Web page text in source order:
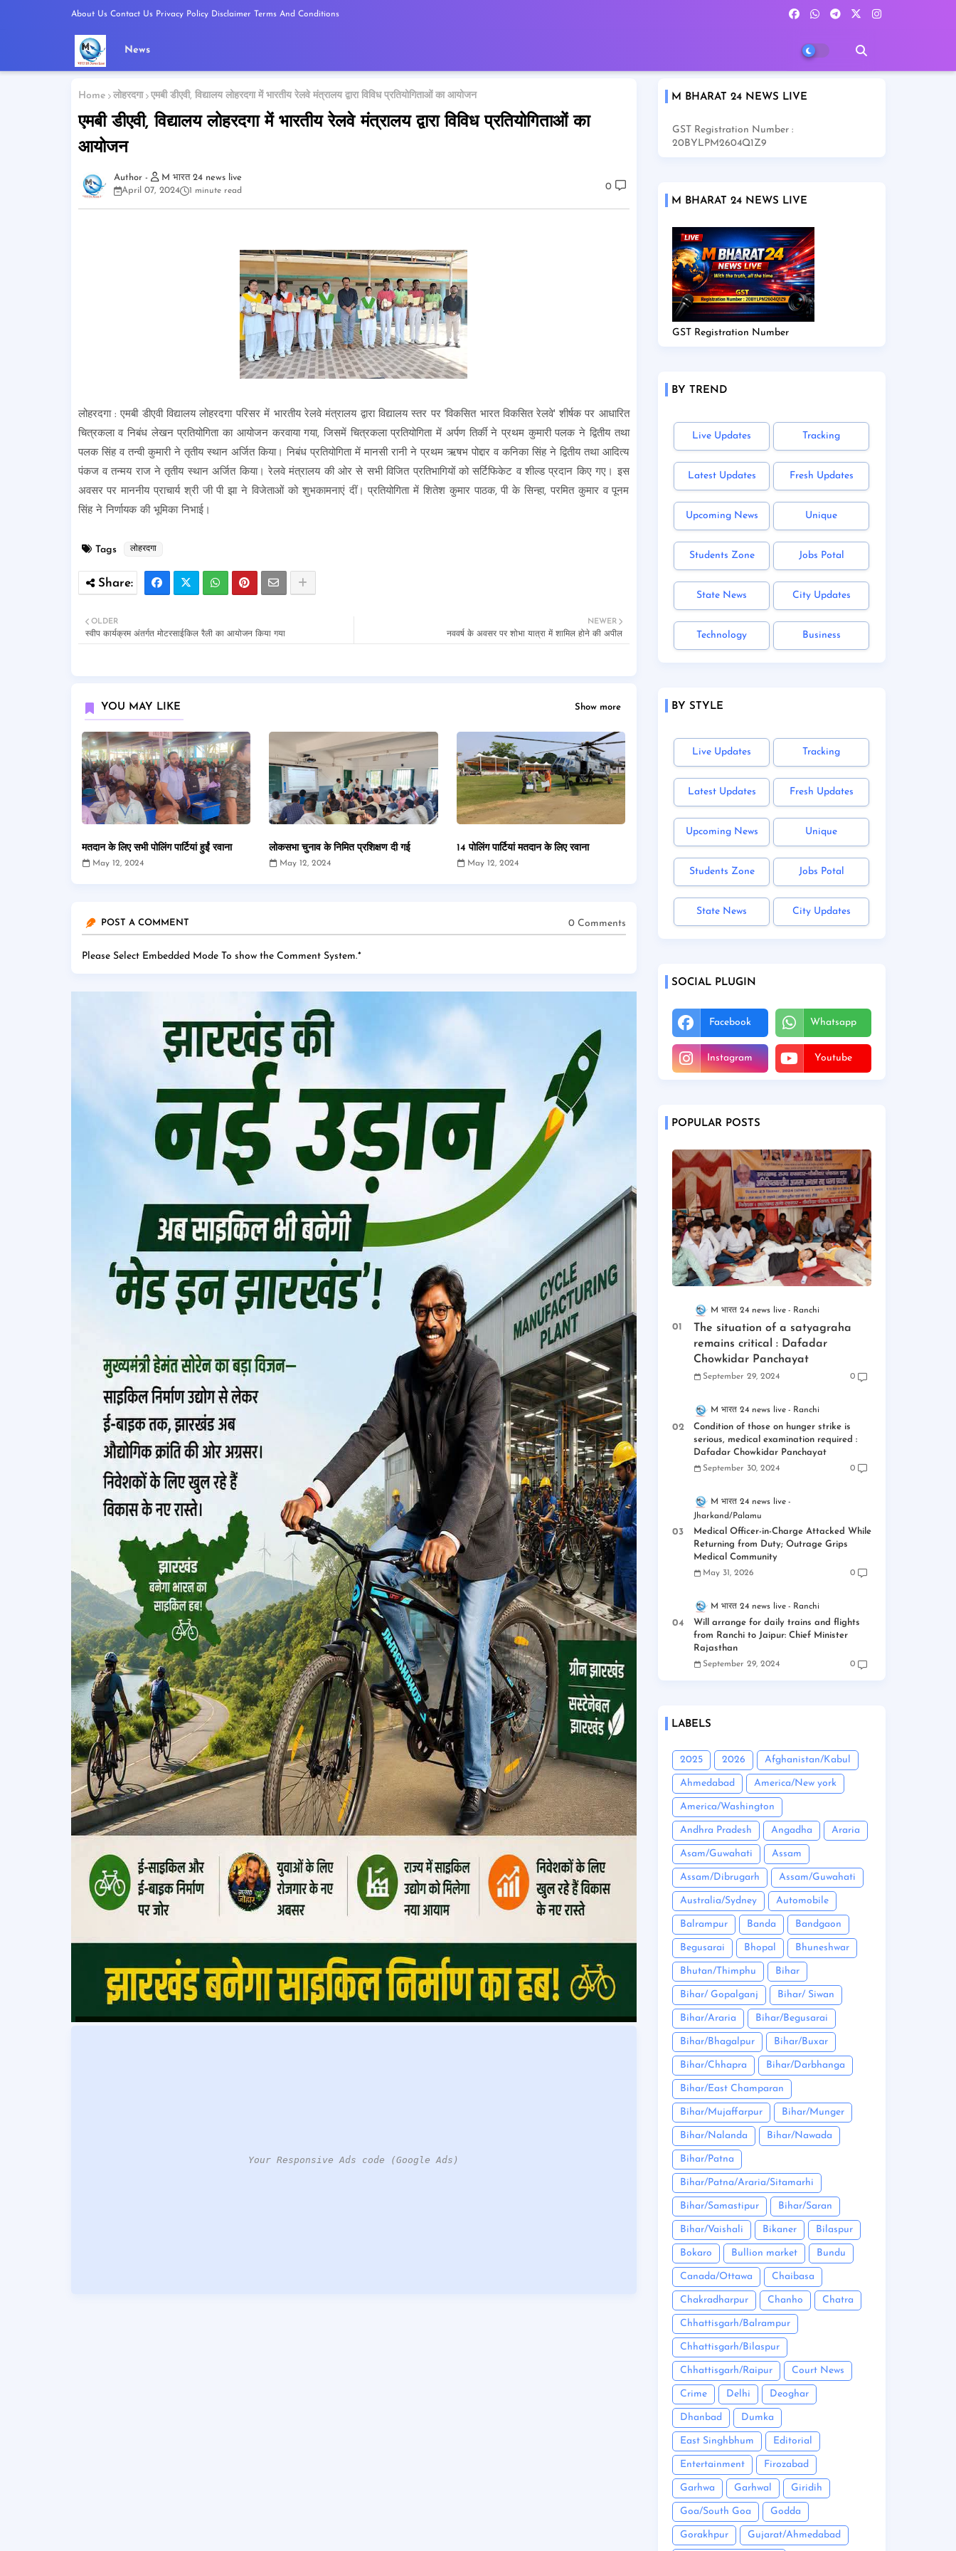
About Us Contact Us Privacy Policy Disclaimer Terms And Conditions
News
Home लोहरदगा एमबी डीएवी, विद्यालय लोहरदगा में भारतीय रेलवे मंत्रालय द्वारा विविध प्रतियोगिताओं का आयोजन
एमबी डीएवी, विद्यालय लोहरदगा में भारतीय रेलवे मंत्रालय द्वारा विविध प्रतियोगिताओं का
आयोजन
M भारत 24 news live
April 07, 2024
1 minute read 0
लोहरदगा : एमबी डीएवी विद्यालय लोहरदगा परिसर में भारतीय रेलवे मंत्रालय द्वारा विद्यालय स्तर पर 'विकसित भारत विकसित रेलवे' शीर्षक पर आधारित
चित्रकला व निबंध लेखन प्रतियोगिता का आयोजन करवाया गया, जिसमें चित्रकला प्रतियोगिता में अर्पण तिर्की ने प्रथम कुमारी पलक ने द्वितीय तथा
पलक सिंह व तन्वी कुमारी ने तृतीय स्थान अर्जित किया। निबंध प्रतियोगिता में मानसी रानी ने प्रथम ऋषभ पोद्दार व कनिका सिंह ने द्वितीय तथा आदित्य
पंकज व तन्मय राज ने तृतीय स्थान अर्जित किया। रेलवे मंत्रालय की ओर से सभी विजित प्रतिभागियों को सर्टिफिकेट व शील्ड प्रदान किए गए। इस
अवसर पर माननीय प्राचार्य श्री जी पी झा ने विजेताओं को शुभकामनाएं दीं। प्रतियोगिता में शितेश कुमार पाठक, पी के सिन्हा, परमित कुमार व पूनम
सिंह ने निर्णायक की भूमिका निभाई।
Tags लोहरदगा
NEWER
नववर्ष के अवसर पर शोभा यात्रा में शामिल होने की अपील
OLDER
स्वीप कार्यक्रम अंतर्गत मोटरसाईकिल रैली का आयोजन किया गया
YOU MAY LIKE Show more
मतदान के लिए सभी पोलिंग पार्टियां हुईं रवाना
May 12, 2024
लोकसभा चुनाव के निमित प्रशिक्षण दी गई
May 12, 2024
14 पोलिंग पार्टियां मतदान के लिए रवाना
May 12, 2024
POST A COMMENT 0 Comments
Please Select Embedded Mode To show the Comment System.*
Your Responsive Ads code (Google Ads)
M BHARAT 24 NEWS LIVE
GST Registration Number :
20BYLPM2604Q1Z9
M BHARAT 24 NEWS LIVE
GST Registration Number
BY TREND
Live Updates Tracking
Latest Updates Fresh Updates
Upcoming News Unique
Students Zone Jobs Potal
State News City Updates
Technology Business
BY STYLE
Live Updates Tracking
Latest Updates Fresh Updates
Upcoming News Unique
Students Zone Jobs Potal
State News City Updates
SOCIAL PLUGIN
Facebook Whatsapp
Instagram Youtube
POPULAR POSTS
M भारत 24 news live Ranchi
The situation of a satyagraha
remains critical : Dafadar
Chowkidar Panchayat
September 29, 2024 0
M भारत 24 news live Ranchi
Condition of those on hunger strike is
serious, medical examination required :
Dafadar Chowkidar Panchayat
September 30, 2024 0
M भारत 24 news live
Jharkand/Palamu
Medical Officer-in-Charge Attacked While
Returning from Duty; Outrage Grips
Medical Community
May 31, 2026 0
M भारत 24 news live Ranchi
Will arrange for daily trains and flights
from Ranchi to Jaipur: Chief Minister
Rajasthan
September 29, 2024 0
LABELS
2025 2026 Afghanistan/Kabul
Ahmedabad America/New york
America/Washington
Andhra Pradesh Angadha Araria
Asam/Guwahati Assam
Assam/Dibrugarh Assam/Guwahati
Australia/Sydney Automobile
Balrampur Banda Bandgaon
Begusarai Bhopal Bhuneshwar
Bhutan/Thimphu Bihar
Bihar/ Gopalganj Bihar/ Siwan
Bihar/Araria Bihar/Begusarai
Bihar/Bhagalpur Bihar/Buxar
Bihar/Chhapra Bihar/Darbhanga
Bihar/East Champaran
Bihar/Mujaffarpur Bihar/Munger
Bihar/Nalanda Bihar/Nawada
Bihar/Patna
Bihar/Patna/Araria/Sitamarhi
Bihar/Samastipur Bihar/Saran
Bihar/Vaishali Bikaner Bilaspur
Bokaro Bullion market Bundu
Canada/Ottawa Chaibasa
Chakradharpur Chanho Chatra
Chhattisgarh/Balrampur
Chhattisgarh/Bilaspur
Chhattisgarh/Raipur Court News
Crime Delhi Deoghar
Dhanbad Dumka
East Singhbhum Editorial
Entertainment Firozabad
Garhwa Garhwal Giridih
Goa/South Goa Godda
Gorakhpur Gujarat/Ahmedabad